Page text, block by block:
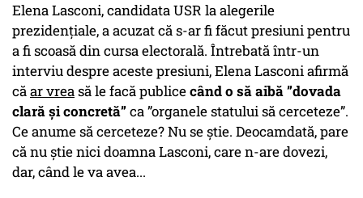
Elena Lasconi, candidata USR la alegerile
prezidențiale, a acuzat că s-ar fi făcut presiuni pentru
a fi scoasă din cursa electorală. Întrebată într-un
interviu despre aceste presiuni, Elena Lasconi afirmă
căar vreasă le facă publicecând o să aibă ”dovada
clară și concretă”ca ”organele statului să cerceteze”.
Ce anume să cerceteze? Nu se știe. Deocamdată, pare
că nu știe nici doamna Lasconi, care n-are dovezi,
dar, când le va avea...